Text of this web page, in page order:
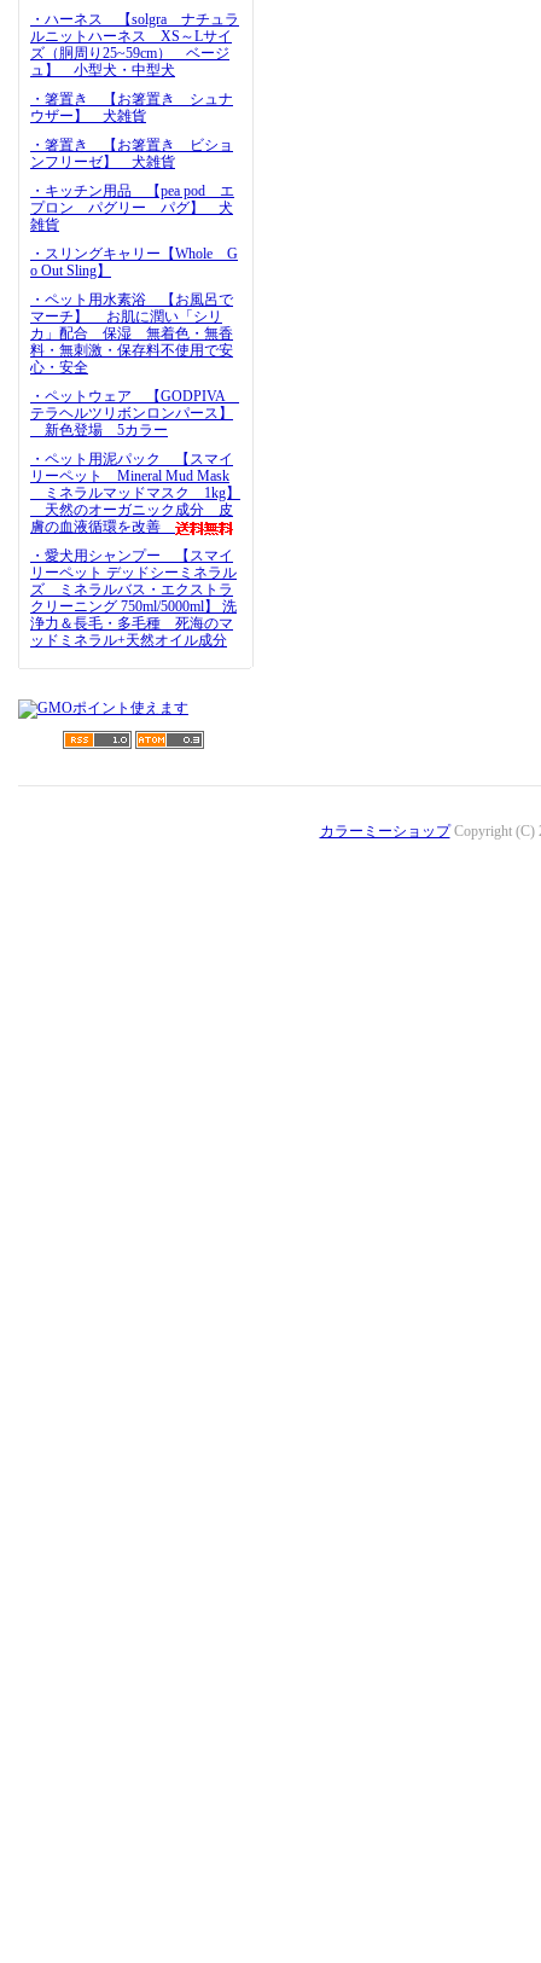
・ハーネス 【solgra ナチュラ
ルニットハーネス XS～Lサイ
ズ（胴周り25~59cm） ベージ
ュ】 小型犬・中型犬
・箸置き 【お箸置き シュナ
ウザー】 犬雑貨
・箸置き 【お箸置き ビショ
ンフリーゼ】 犬雑貨
・キッチン用品 【pea pod エ
プロン パグリー パグ】 犬
雑貨
・スリングキャリー【Whole G
o Out Sling】
・ペット用水素浴 【お風呂で
マーチ】 お肌に潤い「シリ
カ」配合 保湿 無着色・無香
料・無刺激・保存料不使用で安
心・安全
・ペットウェア 【GODPIVA
テラヘルツリボンロンパース】
新色登場 5カラー
・ペット用泥パック 【スマイ
リーペット Mineral Mud Mask
ミネラルマッドマスク 1kg】
天然のオーガニック成分 皮
膚の血液循環を改善
・愛犬用シャンプー 【スマイ
リーペット デッドシーミネラル
ズ ミネラルバス・エクストラ
クリーニング 750ml/5000ml】 洗
浄力＆長毛・多毛種 死海のマ
ッドミネラル+天然オイル成分
カラーミーショップCopyright (C)